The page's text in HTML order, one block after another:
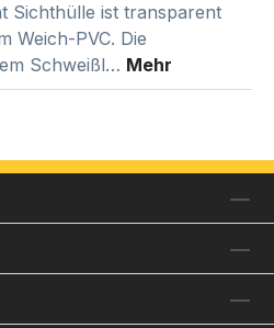
Sichthülle ist transparent
Weich-PVC. Die
Schweißl… Mehr